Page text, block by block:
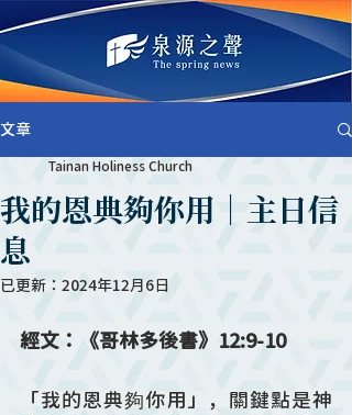
文章
我的恩典夠你用｜主日信
息
Tainan Holiness Church
已更新： 2024年12月6日
經文：《哥林多後書》12:9-10
「我的恩典夠你用」，關鍵點是神